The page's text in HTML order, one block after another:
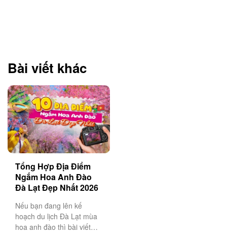
Bài viết khác
Tổng Hợp Địa Điểm
Ngắm Hoa Anh Đào
Đà Lạt Đẹp Nhất 2026
Nếu bạn đang lên kế
hoạch du lịch Đà Lạt mùa
hoa anh đào thì bài viết